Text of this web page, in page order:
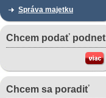
Správa majetku
Chcem podať podnet
Chcem sa poradiť